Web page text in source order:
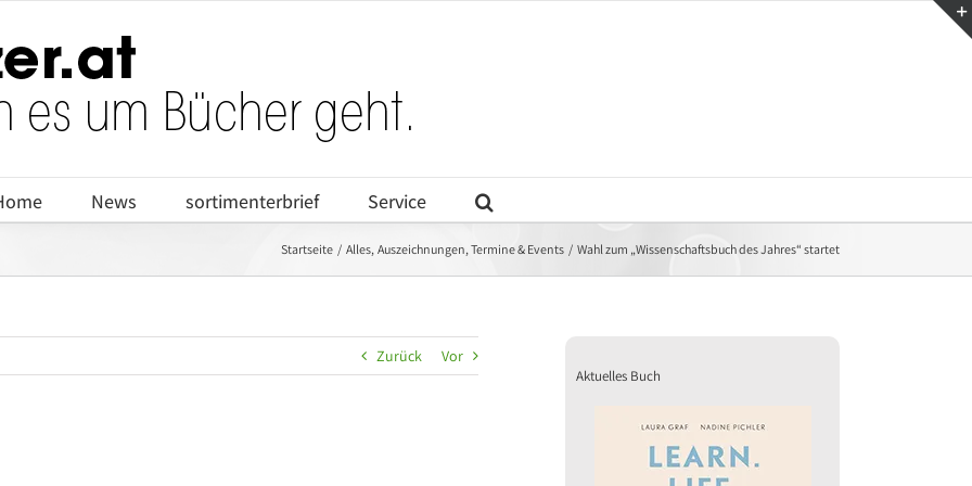
News sortimenterbrief Service
Startseite Alles Auszeichnungen Termine & Events Wahl zum „Wissenschaftsbuch des Jahres“ startet
Zurück Vor
Aktuelles Buch